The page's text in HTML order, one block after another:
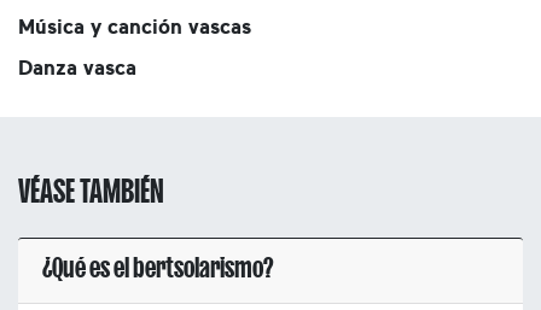
Música y canción vascas
Danza vasca
VÉASE TAMBIÉN
¿Qué es el bertsolarismo?